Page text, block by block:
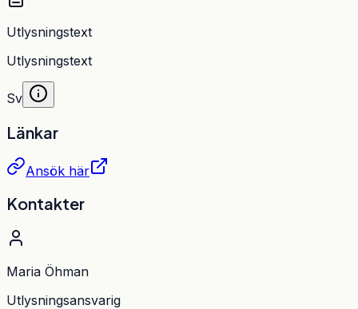
Utlysningstext
Utlysningstext
Sv
Länkar
Ansök här
Kontakter
Maria Öhman
Utlysningsansvarig